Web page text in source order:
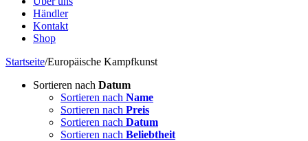
Händler
Kontakt
Shop
Startseite/Europäische Kampfkunst
Sortieren nach Datum
Sortieren nach Name
Sortieren nach Preis
Sortieren nach Datum
Sortieren nach Beliebtheit